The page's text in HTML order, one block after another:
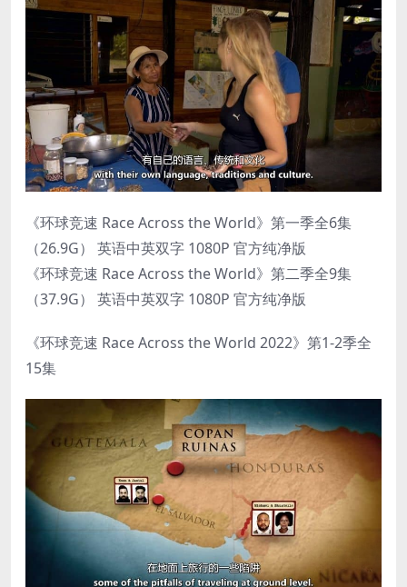
《环球竞速 Race Across the World》第一季全6集
（26.9G） 英语中英双字 1080P 官方纯净版
《环球竞速 Race Across the World》第二季全9集
（37.9G） 英语中英双字 1080P 官方纯净版
《环球竞速 Race Across the World 2022》第1-2季全
15集